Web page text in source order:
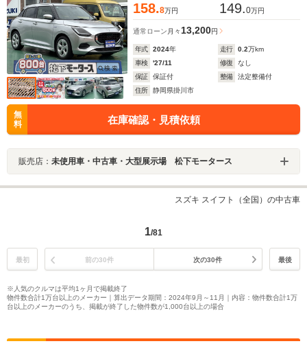
158.8万円 149.0万円
通常ローン 月々13,200円
年式 2024年 走行 0.2万km
車検
'27/11 修復
なし
保証
保証付 整備
法定整備付
住所
静岡県掛川市
無
料
在庫確認・見積依頼
販売店： 未使用車・中古車・大型展示場 松下モータース
スズキ スイフト（全国）の中古車
1/81
最初 前の30件 次の30件 最後
※人気のクルマは平均1ヶ月で掲載終了
物件数合計1万台以上のメーカー｜算出データ期間：2024年9月～11月｜内容：物件数合計1万
台以上のメーカーのうち、掲載が終了した物件数が1,000台以上の場合